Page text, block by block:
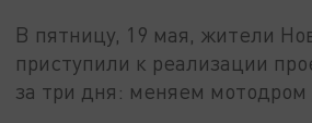
В пятницу, 19 мая, жители
приступили к реализации
за три дня: меняем